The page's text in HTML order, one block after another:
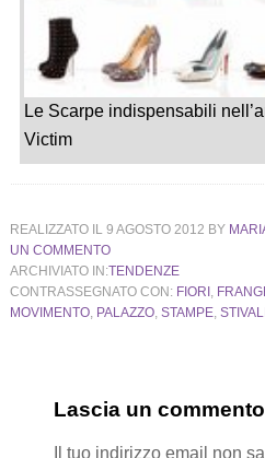
Le Scarpe indispensabili
Victim
REALIZZATO IL 9 AGOSTO 2012 BY
UN COMMENTO
ARCHIVIATO IN:TENDENZE
CONTRASSEGNATO CON: FIORI ,
MOVIMENTO, PALAZZO, STAMPE, STIVALI
Lascia un commento
Il tuo indirizzo email non